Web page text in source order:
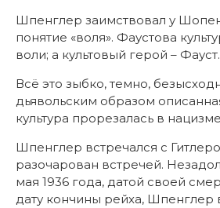
Шпенглер заимствовал у
понятие «воля». Фаустова
воли; а культовый герой – Фауст.
Всё это зыбко, темно,
дьявольским образом
культура прорезалась в
Шпенглер встречался с
разочарован встречей.
мая 1936 года, датой своей
дату кончины рейха, Шпенглер